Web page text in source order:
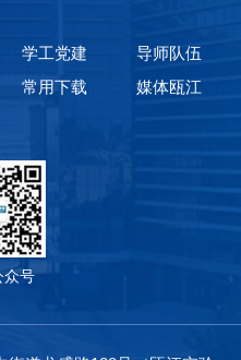
学工党建
导师队伍
常用下载
媒体瓯江
众号